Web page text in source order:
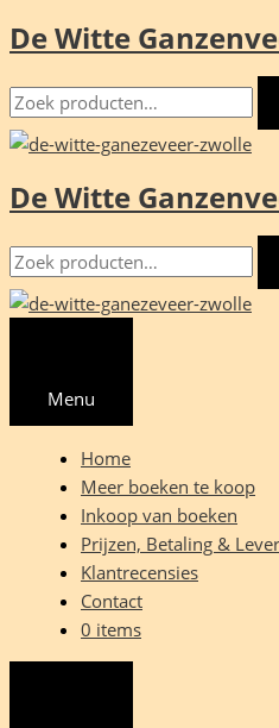
Ga
de
inhoud
De Witte
Zoeken
naar:
De Witte
Zoeken
naar:
Menu
Home
Meer boeken te koop
Inkoop van boeken
Prijzen, Betaling &
Klantrecensies
Contact
0 items